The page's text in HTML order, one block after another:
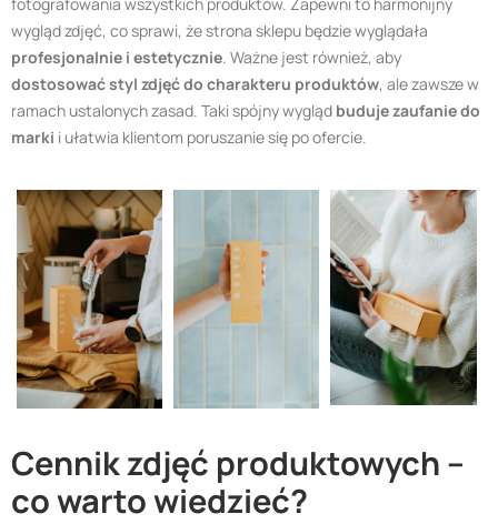
wygląd zdjęć, co sprawi, że strona sklepu będzie wyglądała
profesjonalnie i estetycznie. Ważne jest również, aby
dostosować styl zdjęć do charakteru produktów, ale zawsze w
ramach ustalonych zasad. Taki spójny wygląd buduje zaufanie do
marki i ułatwia klientom poruszanie się po ofercie.
Cennik zdjęć produktowych –
co warto wiedzieć?